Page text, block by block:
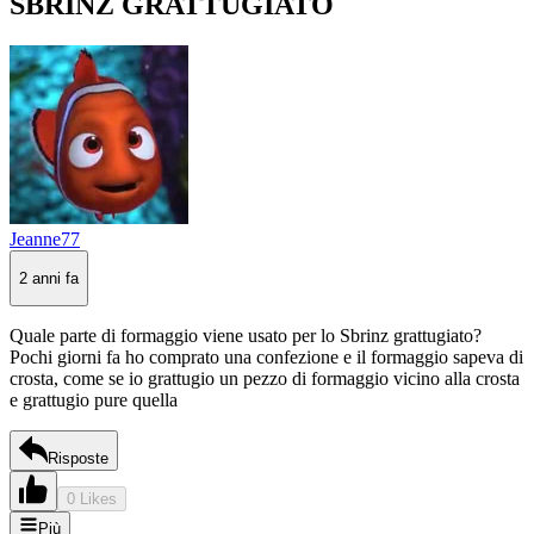
Jeanne77
2 anni fa
Quale parte di formaggio viene usato per lo Sbrinz grattugiato?
Pochi giorni fa ho comprato una confezione e il formaggio sapeva di
crosta, come se io grattugio un pezzo di formaggio vicino alla crosta
e grattugio pure quella
Risposte
0 Likes
Più